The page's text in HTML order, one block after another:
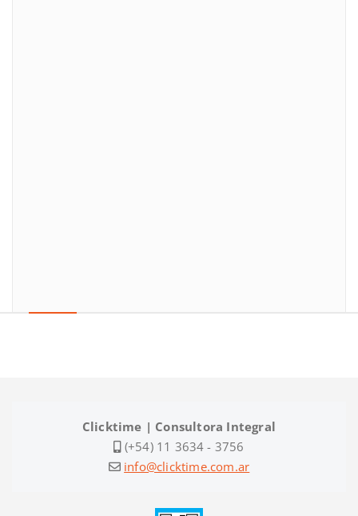
Clicktime | Consultora Integral
(+54) 11 3634 - 3756
info@clicktime.com.ar